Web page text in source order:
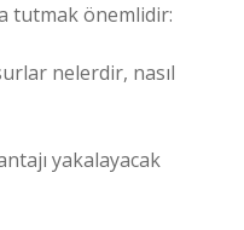
tutmak önemlidir:
nelerdir, nasıl
yakalayacak